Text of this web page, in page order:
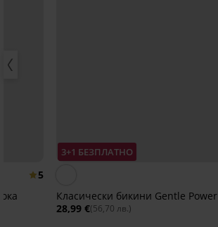
5
3+1 БЕЗПЛАТНО
Класически бикини Gentle Power
28,99 €(56,70 лв.)